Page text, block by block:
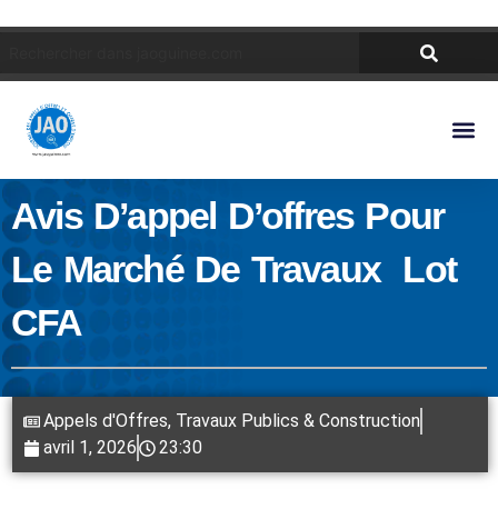
Avis D’appel D’offres Pour
Le Marché De Travaux Lot
CFA
Appels d'Offres, Travaux Publics & Construction
avril 1, 2026
23:30